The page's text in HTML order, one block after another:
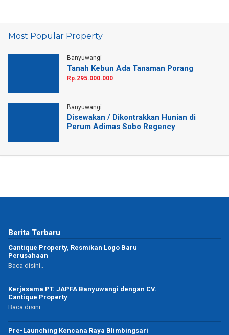
Most Popular Property
Banyuwangi
Tanah Kebun Ada Tanaman Porang
Rp.295.000.000
Banyuwangi
Disewakan / Dikontrakkan Hunian di
Perum Adimas Sobo Regency
Berita Terbaru
Cantique Property, Resmikan Logo Baru
Perusahaan
Baca disini..
Kerjasama PT. JAPFA Banyuwangi dengan CV.
Cantique Property
Baca disini..
Pre-Launching Kencana Raya Blimbingsari